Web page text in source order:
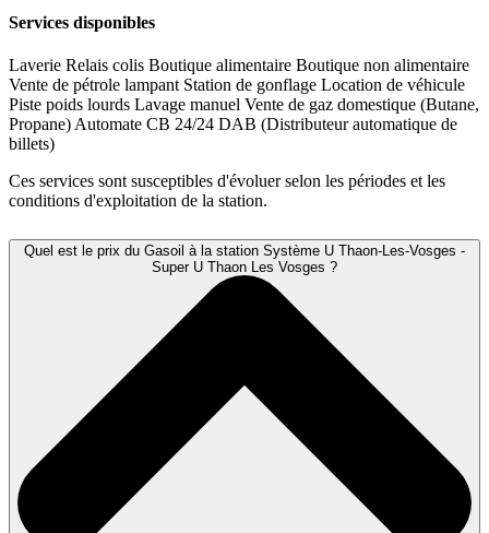
Services disponibles
Laverie Relais colis Boutique alimentaire Boutique non alimentaire
Vente de pétrole lampant Station de gonflage Location de véhicule
Piste poids lourds Lavage manuel Vente de gaz domestique (Butane,
Propane) Automate CB 24/24 DAB (Distributeur automatique de
billets)
Ces services sont susceptibles d'évoluer selon les périodes et les
conditions d'exploitation de la station.
Quel est le prix du Gasoil à la station Système U Thaon-Les-Vosges -
Super U Thaon Les Vosges ?